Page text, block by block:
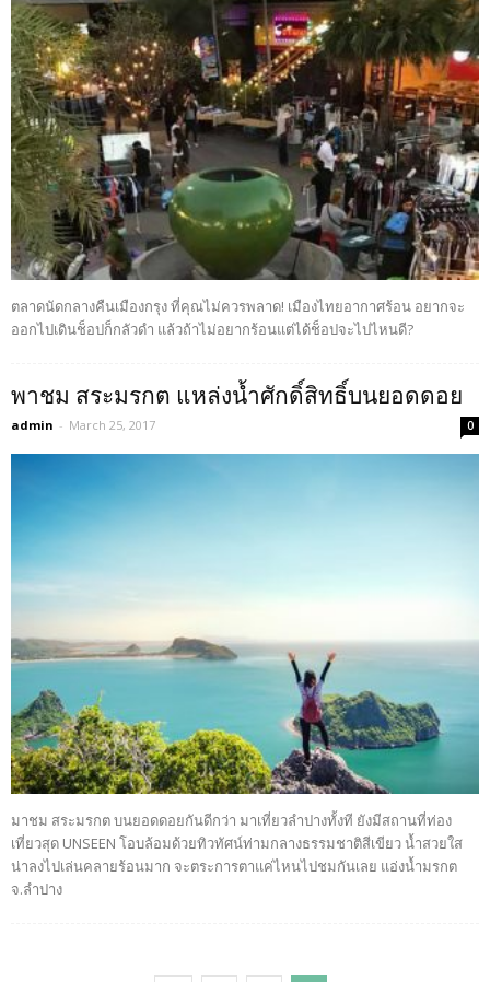
ตลาดนัดกลางคืนเมืองกรุง ที่คุณไม่ควรพลาด! เมืองไทยอากาศร้อน อยากจะ
ออกไปเดินช็อปก็กลัวดำ แล้วถ้าไม่อยากร้อนแต่ได้ช็อปจะไปไหนดี?
พาชม สระมรกต แหล่งน้ำศักดิ์สิทธิ์บนยอดดอย
admin - March 25, 2017 0
มาชม สระมรกต บนยอดดอยกันดีกว่า มาเที่ยวลำปางทั้งที ยังมีสถานที่ท่อง
เที่ยวสุด UNSEEN โอบล้อมด้วยทิวทัศน์ท่ามกลางธรรมชาติสีเขียว น้ำสวยใส
น่าลงไปเล่นคลายร้อนมาก จะตระการตาแค่ไหนไปชมกันเลย แอ่งน้ำมรกต
จ.ลำปาง